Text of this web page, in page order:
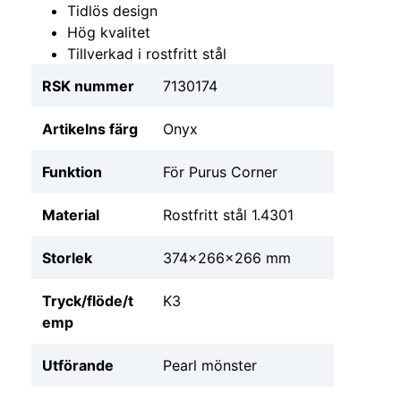
Tidlös design
Hög kvalitet
Tillverkad i rostfritt stål
RSK nummer
7130174
Artikelns färg Onyx
Funktion För Purus Corner
Material Rostfritt stål 1.4301
Storlek 374x266x266 mm
Tryck/flöde/t
emp
K3
Utförande Pearl mönster